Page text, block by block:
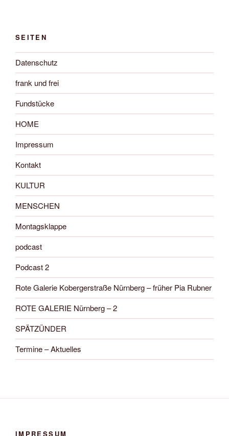
SEITEN
Datenschutz
frank und frei
Fundstücke
HOME
Impressum
Kontakt
KULTUR
MENSCHEN
Montagsklappe
podcast
Podcast 2
Rote Galerie Kobergerstraße Nürnberg – früher Pia Rubner
ROTE GALERIE Nürnberg – 2
SPÄTZÜNDER
Termine – Aktuelles
IMPRESSUM